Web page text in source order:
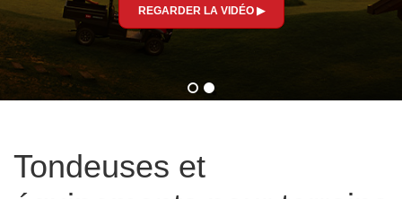
REGARDER LA VIDÉO ▶
Tondeuses et